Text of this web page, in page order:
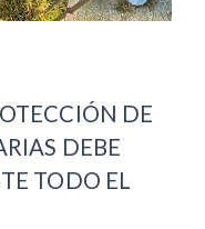
DE
DEBE
TODO EL